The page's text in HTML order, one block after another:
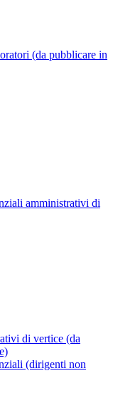
(da pubblicare in
amministrativi di
di vertice (da
(dirigenti non